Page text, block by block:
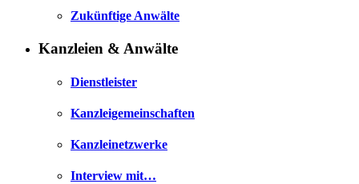
Zukünftige Anwälte
Kanzleien & Anwälte
Dienstleister
Kanzleigemeinschaften
Kanzleinetzwerke
Interview mit…